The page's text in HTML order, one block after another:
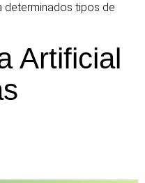
determinados tipos de
Artificial